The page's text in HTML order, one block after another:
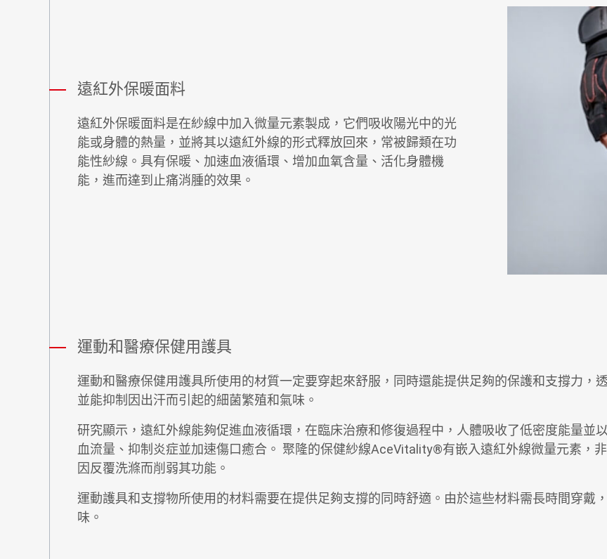
遠紅外保暖面料
遠紅外保暖面料是在紗線中加入微量元素製成，它們吸收陽光中的光
能或身體的熱量，並將其以遠紅外線的形式釋放回來，常被歸類在功
能性紗線。具有保暖、加速血液循環、增加血氧含量、活化身體機
能，進而達到止痛消腫的效果。
運動和醫療保健用護具
運動和醫療保健用護具所使用的材質一定要穿起來舒服，同時還能提供足夠的保護和支撐力，
並能抑制因出汗而引起的細菌繁殖和氣味。
研究顯示，遠紅外線能夠促進血液循環，在臨床治療和修復過程中，人體吸收了低密度能量並
血流量、抑制炎症並加速傷口癒合。 聚隆的保健紗線AceVitality®有嵌入遠紅外線微量元素，
因反覆洗滌而削弱其功能。
運動護具和支撐物所使用的材料需要在提供足夠支撐的同時舒適。由於這些材料需長時間穿戴
味。